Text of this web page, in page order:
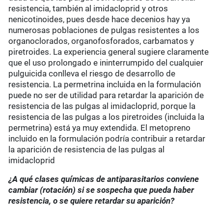
resistencia, también al imidacloprid y otros
nenicotinoides, pues desde hace decenios hay ya
numerosas poblaciones de pulgas resistentes a los
organoclorados, organofosforados, carbamatos y
piretroides. La experiencia general sugiere claramente
que el uso prolongado e ininterrumpido del cualquier
pulguicida conlleva el riesgo de desarrollo de
resistencia. La permetrina incluida en la formulación
puede no ser de utilidad para retardar la aparición de
resistencia de las pulgas al imidacloprid, porque la
resistencia de las pulgas a los piretroides (incluida la
permetrina) está ya muy extendida. El metopreno
incluido en la formulación podría contribuir a retardar
la aparición de resistencia de las pulgas al
imidacloprid
¿A qué clases químicas de antiparasitarios conviene
cambiar (rotación) si se sospecha que pueda haber
resistencia, o se quiere retardar su aparición?